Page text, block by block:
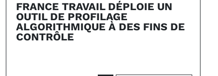
FRANCE TRAVAIL DÉPLOIE UN
OUTIL DE PROFILAGE
ALGORITHMIQUE À DES FINS DE
CONTRÔLE